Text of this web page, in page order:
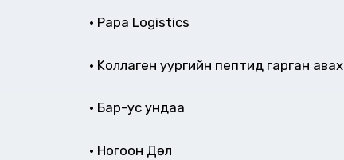
• Papa Logistics
• Kоллаген уургийн пептид гарган авах
• Бар-ус ундаа
• Ногоон Дөл